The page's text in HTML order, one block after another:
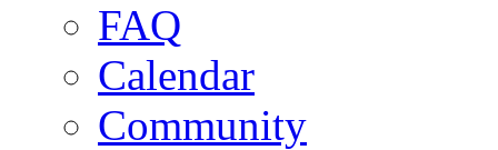
FAQ
Calendar
Community